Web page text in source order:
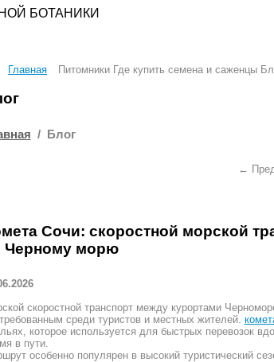
БОТАНИКИ
Главная
Питомники Где купить семена и саженцы
/ Блог
←
Сочи: скоростной морской
Черному морю
скоростной транспорт между курортами
среди туристов и местных жителей.
которое используется для быстрых перевозок
в пути.
особенно популярен в высокий туристический